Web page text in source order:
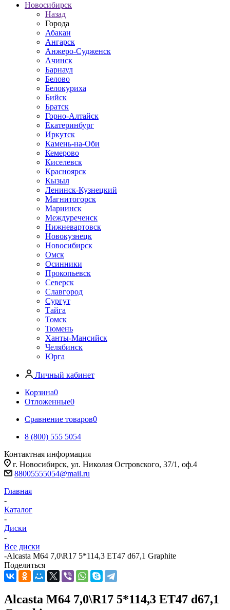
Новосибирск
Назад
Города
Абакан
Ангарск
Анжеро-Судженск
Ачинск
Барнаул
Белово
Белокуриха
Бийск
Братск
Горно-Алтайск
Екатеринбург
Иркутск
Камень-на-Оби
Кемерово
Киселевск
Красноярск
Кызыл
Ленинск-Кузнецкий
Магнитогорск
Мариинск
Междуреченск
Нижневартовск
Новокузнецк
Новосибирск
Омск
Осинники
Прокопьевск
Северск
Славгород
Сургут
Тайга
Томск
Тюмень
Ханты-Мансийск
Челябинск
Юрга
Личный кабинет
Корзина0
Отложенные0
Сравнение товаров0
8 (800) 555 5054
Контактная информация
г. Новосибирск, ул. Николая Островского, 37/1, оф.4
88005555054@mail.ru
Главная
-
Каталог
-
Диски
-
Все диски
-Alcasta M64 7,0\R17 5*114,3 ET47 d67,1 Graphite
Поделиться
Alcasta M64 7,0\R17 5*114,3 ET47 d67,1